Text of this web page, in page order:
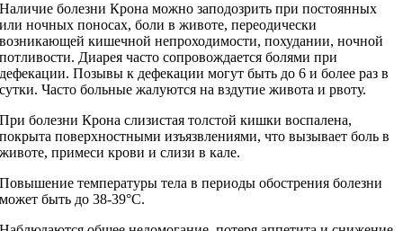
Наличие болезни Крона можно заподозрить при постоянных
или ночных поносах, боли в животе, переодически
возникающей кишечной непроходимости, похудании, ночной
потливости. Диарея часто сопровождается болями при
дефекации. Позывы к дефекации могут быть до 6 и более раз в
сутки. Часто больные жалуются на вздутие живота и рвоту.
При болезни Крона слизистая толстой кишки воспалена,
покрыта поверхностными изъязвлениями, что вызывает боль в
животе, примеси крови и слизи в кале.
Повышение температуры тела в периоды обострения болезни
может быть до 38-39°С.